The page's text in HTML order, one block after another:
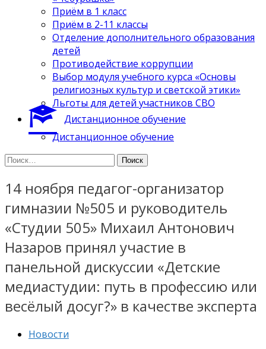
Приём в 1 класс
Приём в 2-11 классы
Отделение дополнительного образования
детей
Противодействие коррупции
Выбор модуля учебного курса «Основы
религиозных культур и светской этики»
Льготы для детей участников СВО
Дистанционное обучение
Дистанционное обучение
Найти:
14 ноября педагог-организатор
гимназии №505 и руководитель
«Студии 505» Михаил Антонович
Назаров принял участие в
панельной дискуссии «Детские
медиастудии: путь в профессию или
весёлый досуг?» в качестве эксперта
Новости